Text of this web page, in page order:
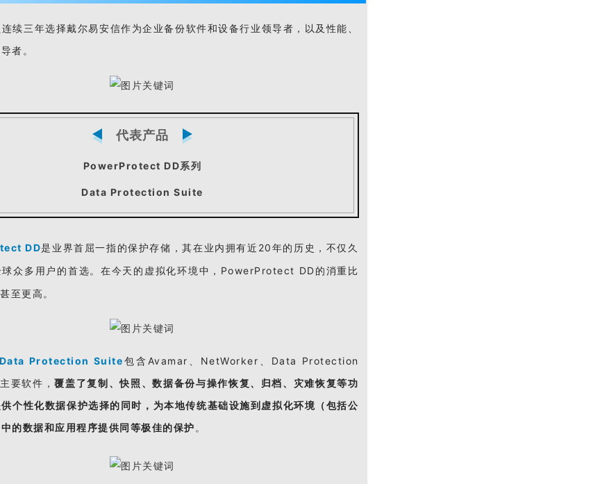
续三年选择戴尔易安信作为企业备份软件和设备行业领导者，以及性能、
者。
代表产品
PowerProtect DD系列
Data Protection Suite
DD是业界首屈一指的保护存储，其在业内拥有近20年的历史，不仅久
球众多用户的首选。在今天的虚拟化环境中，PowerProtect DD的消重比
至更高。
Data Protection Suite包含Avamar、NetWorker、Data Protection
要软件，覆盖了复制、快照、数据备份与操作恢复、归档、灾难恢复等功
个性化数据保护选择的同时，为本地传统基础设施到虚拟化环境（包括公
的数据和应用程序提供同等极佳的保护 。